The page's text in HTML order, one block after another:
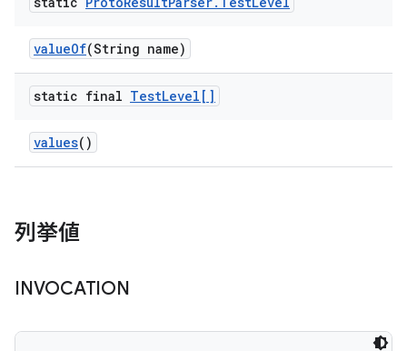
valueOf(String name)
static final TestLevel[]
values()
列挙値
INVOCATION